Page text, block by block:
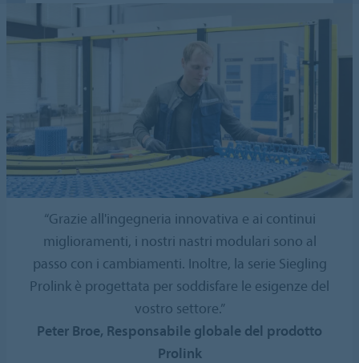
“Grazie all'ingegneria innovativa e ai continui
miglioramenti, i nostri nastri modulari sono al
passo con i cambiamenti. Inoltre, la serie Siegling
Prolink è progettata per soddisfare le esigenze del
vostro settore.”
Peter Broe, Responsabile globale del prodotto
Prolink